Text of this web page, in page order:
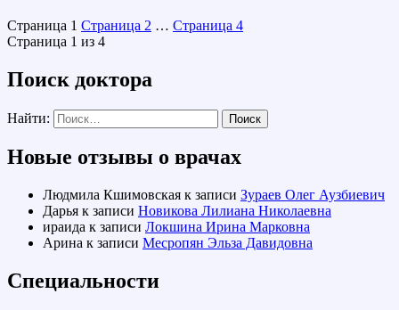
Страница 1 Страница 2 … Страница 4
Страница 1 из 4
Поиск доктора
Найти:
Новые отзывы о врачах
Людмила Кшимовская к записи Зураев Олег Аузбиевич
Дарья к записи Новикова Лилиана Николаевна
ираида к записи Локшина Ирина Марковна
Арина к записи Месропян Эльза Давидовна
Специальности